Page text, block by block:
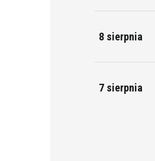
8 sierpnia
7 sierpnia